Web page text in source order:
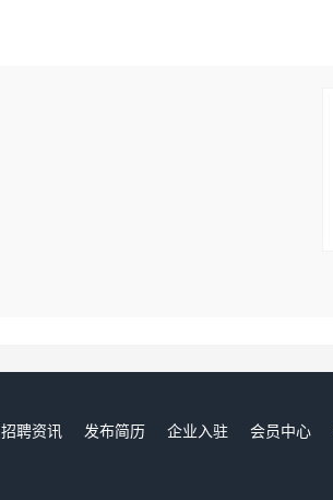
招聘资讯 发布简历 企业入驻 会员中心